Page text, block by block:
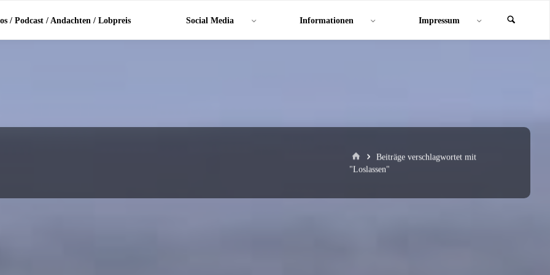
/ Podcast / Andachten / Lobpreis Social Media Informationen Impressum
StartBeiträge verschlagwortet mit
"Loslassen"